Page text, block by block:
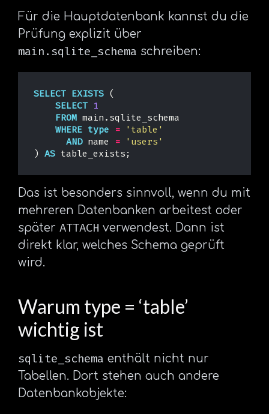
Für die Hauptdatenbank kannst du die
Prüfung explizit über
main.sqlite_schema schreiben:
SELECT EXISTS (
SELECT
1
FROM main . sqlite_schema
WHERE type =
'table'
AND name =
'users'
)
AS table_exists ;
Das ist besonders sinnvoll, wenn du mit
mehreren Datenbanken arbeitest oder
später ATTACH verwendest. Dann ist
direkt klar, welches Schema geprüft
wird.
Warum type = ‘table’
wichtig ist
sqlite_schema enthält nicht nur
Tabellen. Dort stehen auch andere
Datenbankobjekte: